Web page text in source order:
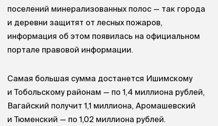
поселений минерализованных полос — так города
и деревни защитят от лесных пожаров,
информация об этом появилась на официальном
портале правовой информации.
Самая большая сумма достанется Ишимскому
и Тобольскому районам — по 1,4 миллиона рублей,
Вагайский получит 1,1 миллиона, Аромашевский
и Тюменский — по 1,02 миллиона рублей.